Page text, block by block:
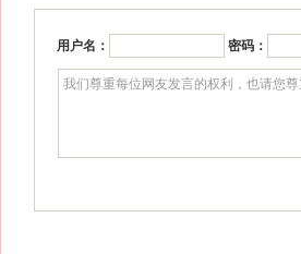
用户名： 密码：